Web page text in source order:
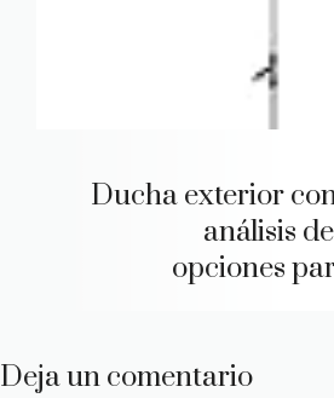
Ducha exterior
análisis
opciones
Deja un comentario